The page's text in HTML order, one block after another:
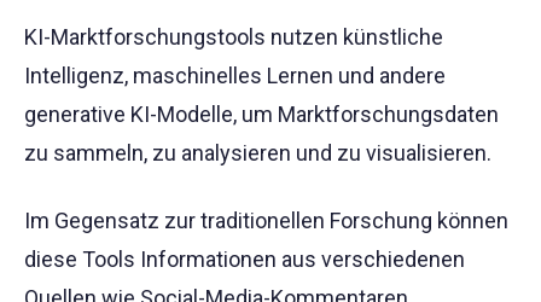
KI-Marktforschungstools nutzen künstliche
Intelligenz, maschinelles Lernen und andere
generative KI-Modelle, um Marktforschungsdaten
zu sammeln, zu analysieren und zu visualisieren.
Im Gegensatz zur traditionellen Forschung können
diese Tools Informationen aus verschiedenen